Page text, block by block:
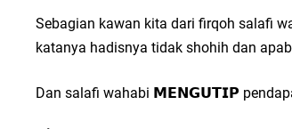
Sebagian kawan kita dari firqoh salafi
katanya hadisnya tidak shohih dan
Dan salafi wahabi 𝗠𝗘𝗡𝗚𝗨𝗧𝗜𝗣